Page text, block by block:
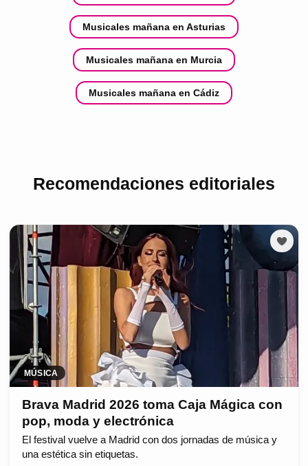
Musicales mañana en Asturias
Musicales mañana en Murcia
Musicales mañana en Cádiz
Recomendaciones editoriales
MÚSICA
Brava Madrid 2026 toma Caja Mágica con
pop, moda y electrónica
El festival vuelve a Madrid con dos jornadas de música y
una estética sin etiquetas.